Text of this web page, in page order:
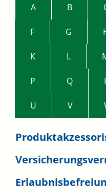
A B
F G
K L
P Q
U V